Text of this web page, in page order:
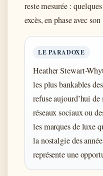
reste mesurée :
excès, en phase avec
LE PARADOXE
Heather Stewart-
les plus bankables
refuse aujourd’hui
réseaux sociaux ou
les marques de luxe
la nostalgie des
représente une